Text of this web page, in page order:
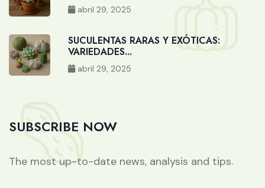
abril 29, 2025
SUCULENTAS RARAS Y EXÓTICAS:
VARIEDADES...
abril 29, 2025
SUBSCRIBE NOW
The most up-to-date news, analysis and tips.